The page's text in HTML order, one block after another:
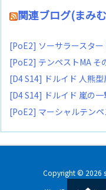
関連ブログ(まみ
[PoE2] ソーサラースター
[PoE2] テンペストMA
[D4 S14] ドルイド 人熊
[D4 S14] ドルイド 嵐の一
[PoE2] マーシャルテン
Copyright © 2026